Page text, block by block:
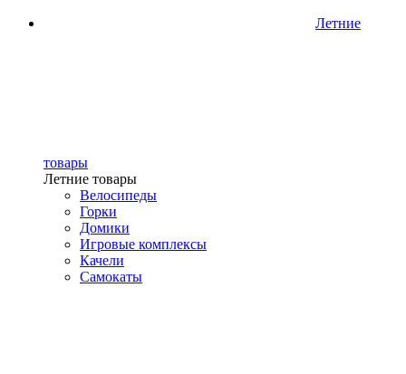
Летние
товары
Летние товары
Велосипеды
Горки
Домики
Игровые комплексы
Качели
Самокаты